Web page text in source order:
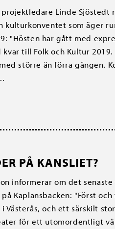
projektledare Linde Sjöstedt
kulturkonventet som äger
"Hösten har gått med
till Folk och Kultur 2019.
större än förra gången.
PÅ KANSLIET?
informerar om det
på Kaplansbacken: "Först
Västerås, och ett särskilt
för ett utomordentligt